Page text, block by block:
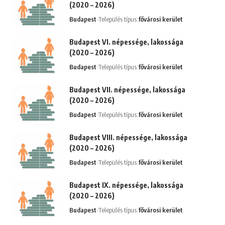
(2020 – 2026)
Budapest Település típus:fővárosi kerület
Budapest VI. népessége, lakossága
(2020 – 2026)
Budapest Település típus:fővárosi kerület
Budapest VII. népessége, lakossága
(2020 – 2026)
Budapest Település típus:fővárosi kerület
Budapest VIII. népessége, lakossága
(2020 – 2026)
Budapest Település típus:fővárosi kerület
Budapest IX. népessége, lakossága
(2020 – 2026)
Budapest Település típus:fővárosi kerület